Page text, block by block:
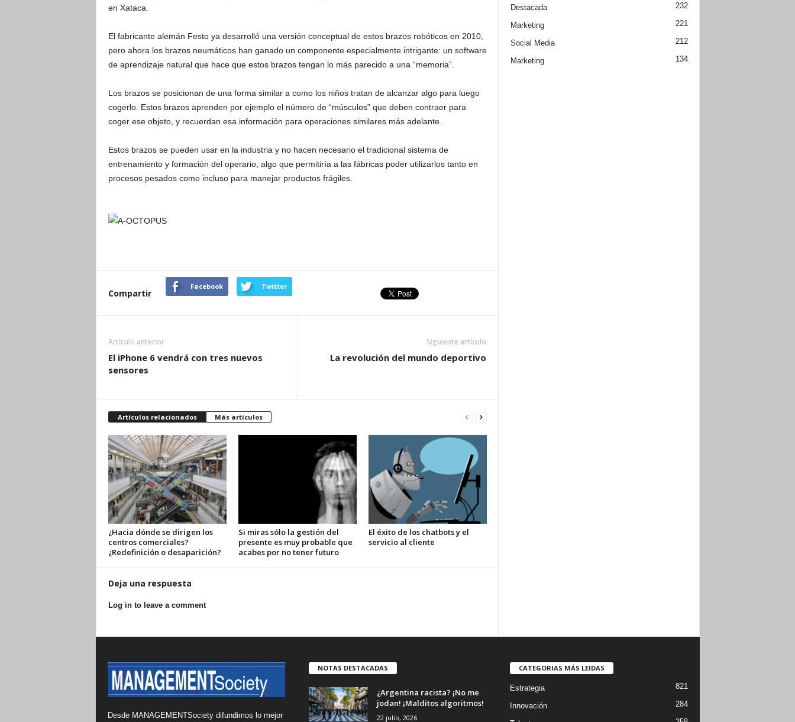
en Xataca.
El fabricante alemán Festo ya desarrolló una versión conceptual de estos brazos robóticos en 2010,
pero ahora los brazos neumáticos han ganado un componente especialmente intrigante: un software
de aprendizaje natural que hace que estos brazos tengan lo más parecido a una “memoria”.
Los brazos se posicionan de una forma similar a como los niños tratan de alcanzar algo para luego
cogerlo. Estos brazos aprenden por ejemplo el número de “músculos” que deben contraer para
coger ese objeto, y recuerdan esa información para operaciones similares más adelante.
Estos brazos se pueden usar en la industria y no hacen necesario el tradicional sistema de
entrenamiento y formación del operario, algo que permitiría a las fábricas poder utilizarlos tanto en
procesos pesados como incluso para manejar productos frágiles.
Compartir
Facebook Twitter
Artículo anterior
El iPhone 6 vendrá con tres nuevos
sensores
Siguiente artículo
La revolución del mundo deportivo
Artículos relacionados Más artículos
¿Hacia dónde se dirigen los
centros comerciales?
¿Redefinición o desaparición?
Si miras sólo la gestión del
presente es muy probable que
acabes por no tener futuro
El éxito de los chatbots y el
servicio al cliente
Deja una respuesta
Log in to leave a comment
Destacada 232
Marketing 221
Social Media 212
Marketing 134
Desde MANAGEMENTSociety difundimos lo mejor
NOTAS DESTACADAS
¿Argentina racista? ¡No me
jodan! ¡Malditos algoritmos!
22 julio, 2026
CATEGORIAS MÁS LEIDAS
Estrategia 821
Innovación 284